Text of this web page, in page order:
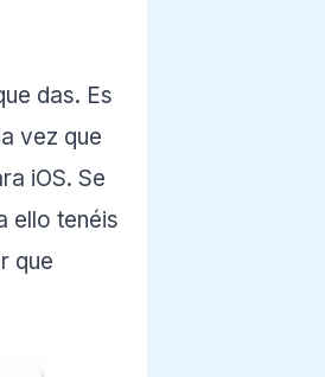
das. Es
vez que
iOS. Se
ello tenéis
que